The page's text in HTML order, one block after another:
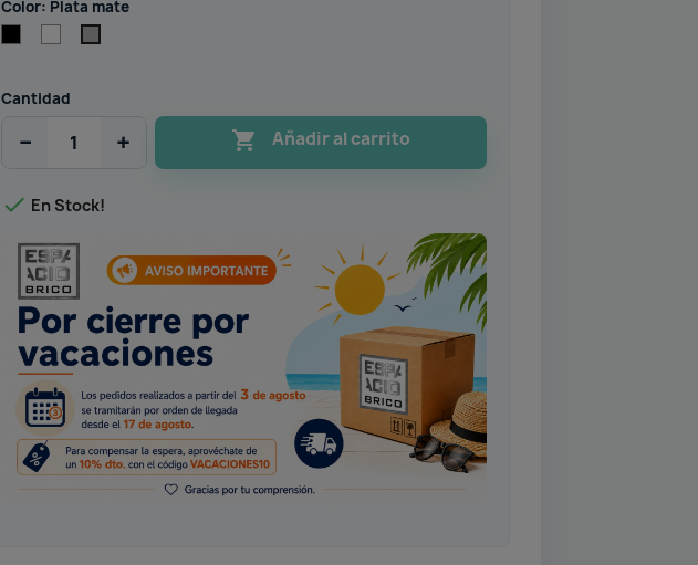
Color: Plata mate
Cantidad
− +  Añadir al carrito
 En Stock!